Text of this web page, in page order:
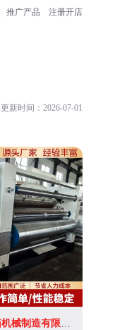
推广产品 注册开店
更新时间：2026-07-01
东光县万晟纸箱机械制造有限公司